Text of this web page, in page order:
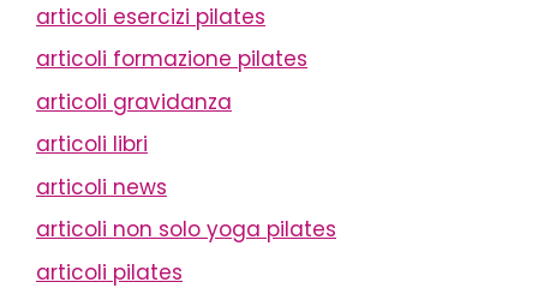
articoli esercizi pilates
articoli formazione pilates
articoli gravidanza
articoli libri
articoli news
articoli non solo yoga pilates
articoli pilates